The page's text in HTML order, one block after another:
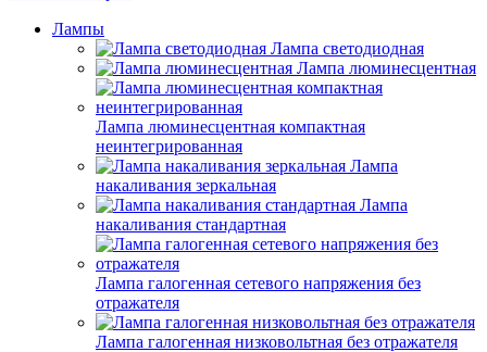
Лампы
Лампа светодиодная
Лампа люминесцентная
Лампа люминесцентная компактная
неинтегрированная
Лампа
накаливания зеркальная
Лампа
накаливания стандартная
Лампа галогенная сетевого напряжения без
отражателя
Лампа галогенная низковольтная без отражателя